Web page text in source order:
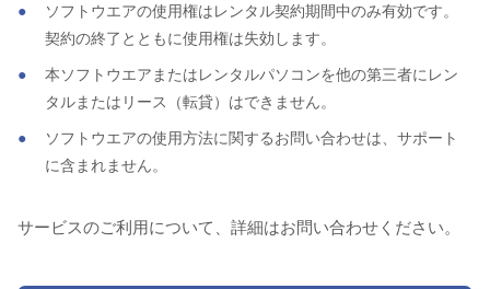
ソフトウエアの使用権はレンタル契約期間中のみ有効です。
契約の終了とともに使用権は失効します。
本ソフトウエアまたはレンタルパソコンを他の第三者にレン
タルまたはリース（転貸）はできません。
ソフトウエアの使用方法に関するお問い合わせは、サポート
に含まれません。
サービスのご利用について、詳細はお問い合わせください。